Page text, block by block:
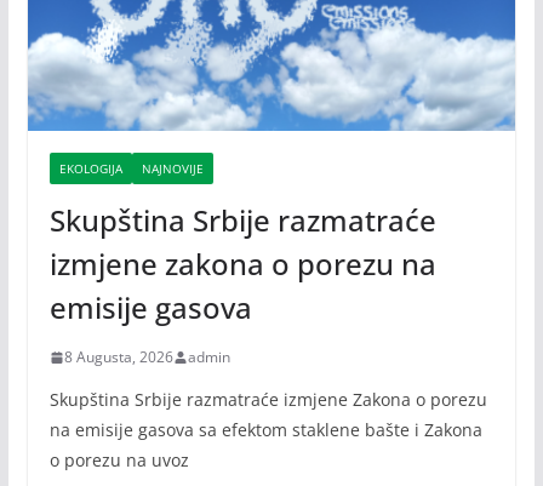
EKOLOGIJA NAJNOVIJE
Skupština Srbije razmatraće
izmjene zakona o porezu na
emisije gasova
8 Augusta, 2026 admin
Skupština Srbije razmatraće izmjene Zakona o porezu
na emisije gasova sa efektom staklene bašte i Zakona
o porezu na uvoz